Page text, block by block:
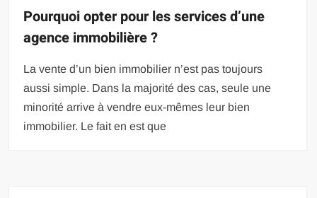
Pourquoi opter pour les services d’une
agence immobilière ?
La vente d’un bien immobilier n’est pas toujours
aussi simple. Dans la majorité des cas, seule une
minorité arrive à vendre eux-mêmes leur bien
immobilier. Le fait en est que